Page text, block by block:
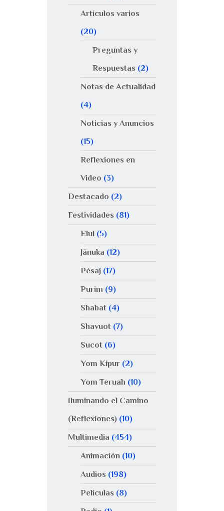
Artículos varios
(20)
Preguntas y
Respuestas (2)
Notas de Actualidad
(4)
Noticias y Anuncios
(15)
Reflexiones en
Video (3)
Destacado (2)
Festividades (81)
Elul(5)
Jánuka (12)
Pésaj(17)
Purim (9)
Shabat (4)
Shavuot (7)
Sucot (6)
Yom Kipur(2)
Yom Teruah (10)
Iluminando el Camino
(Reflexiones) (10)
Multimedia (454)
Animación(10)
Audios (198)
Películas (8)